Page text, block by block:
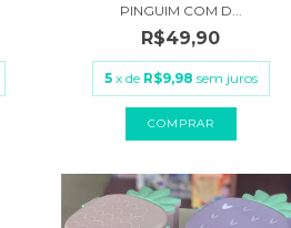
PINGUIM COM D...
R$49,90
5 x de R$9,98 sem juros